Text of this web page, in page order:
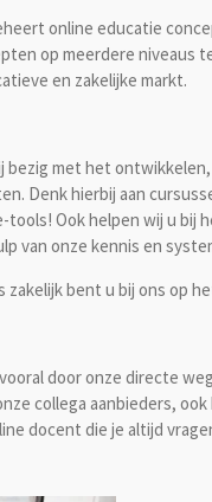
online educatie
op meerdere niveaus
en zakelijke markt.
bezig met het
Denk hierbij aan
Ook helpen wij u bij
van onze kennis en
zakelijk bent u bij ons op
door onze directe
collega aanbieders,
docent die je altijd